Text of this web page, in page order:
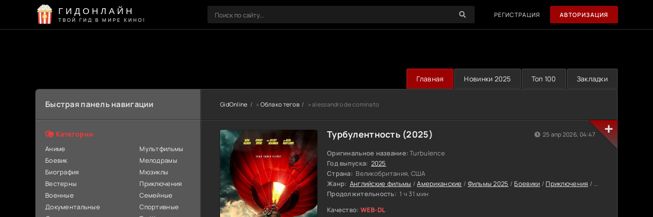
ГИДОНЛАЙН
ТВОЙ ГИД В МИРЕ КИНО!
РЕГИСТРАЦИЯ АВТОРИЗАЦИЯ
Главная Новинки 2025 Топ 100 Закладки
Быстрая панель навигации
Категории
Аниме
Боевик
Биография
Вестерны
Военные
Документальные
Мультфильмы
Мелодрамы
Мюзиклы
Приключения
Семейные
Спортивные
GidOnline » Облако тегов » alessandro de cominato
Турбулентность (2025)
Оригинальное название: Turbulence
Год выпуска: 2025
Страна: Великобритания, США
Жанр: Английские фильмы /Американские / Фильмы 2025 / Боевики / Приключения / Триллеры
Продолжительность: 1 ч 31 мин
Качество: WEB-DL
25 апр 2026, 04:47